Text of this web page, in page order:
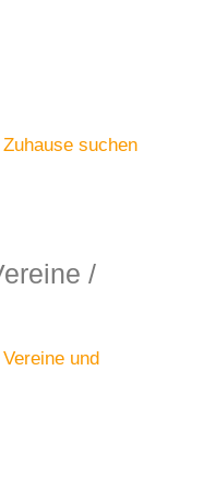
suchen
/
und